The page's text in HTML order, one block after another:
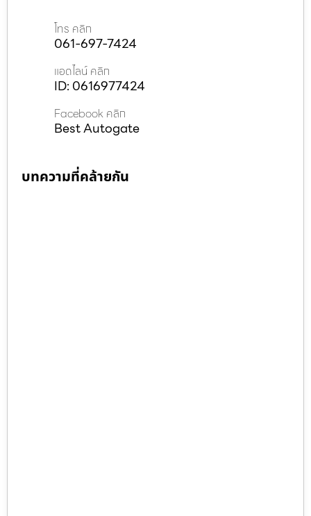
โทร คลิก
061-697-7424
แอดไลน์ คลิก
ID: 0616977424
Facebook คลิก
Best Autogate
บทความที่คล้ายกัน